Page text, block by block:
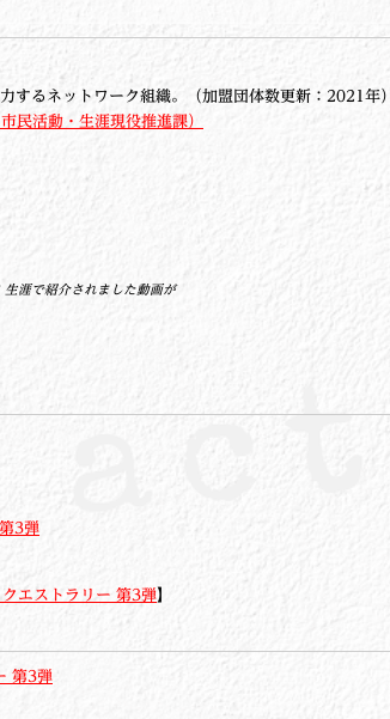
するネットワーク組織。（加盟団体数更新：2021年）
活動・生涯現役推進課）
生涯で紹介されました動画が
3弾
エストラリー 第3弾】
第3弾